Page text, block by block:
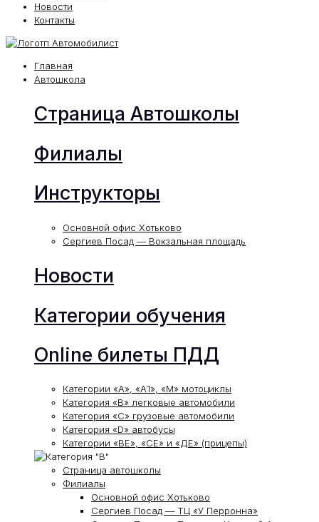
Новости
Контакты
Главная
Автошкола
Страница Автошколы
Филиалы
Инструкторы
Основной офис Хотьково
Сергиев Посад — Вокзальная площадь
Новости
Категории обучения
Online билеты ПДД
Категории «А», «А1», «М» мотоциклы
Категория «В» легковые автомобили
Категория «С» грузовые автомобили
Категория «D» автобусы
Категории «ВЕ», «СЕ» и «ДЕ» (прицепы)
Страница автошколы
Филиалы
Основной офис Хотьково
Сергиев Посад — ТЦ «У Перронна»